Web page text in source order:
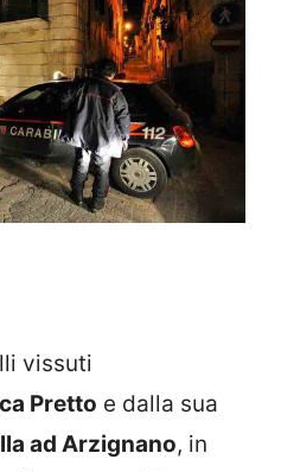
vissuti
Pretto e dalla sua
ad Arzignano, in